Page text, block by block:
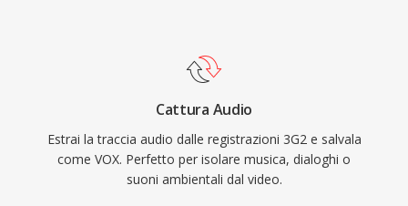
Cattura Audio
Estrai la traccia audio dalle registrazioni 3G2 e salvala
come VOX. Perfetto per isolare musica, dialoghi o
suoni ambientali dal video.